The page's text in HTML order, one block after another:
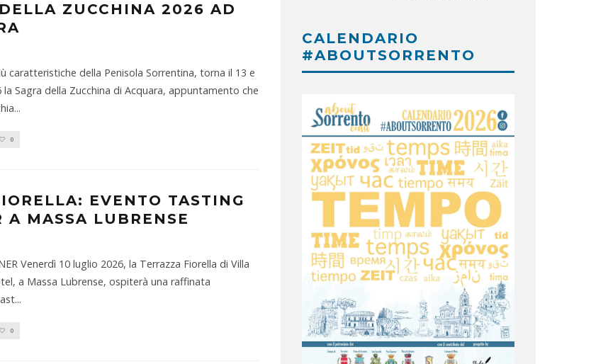
ZUCCHINA 2026 AD
caratteristiche della Penisola Sorrentina, torna il 13 e
la Sagra della Zucchina di Acquara, appuntamento che
...
0
EVENTO TASTING
A MASSA LUBRENSE
Venerdì 10 luglio 2026, la Terrazza Fiorella di Villa
a Massa Lubrense, ospiterà una raffinata
...
0
CALENDARIO
#ABOUTSORRENTO